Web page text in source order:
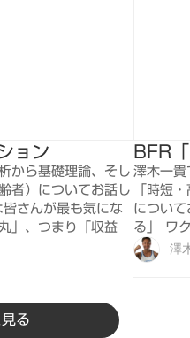
ョン
から基礎理論、そし
者）についてお話し
さんが最も気にな
」、つまり「収益
BFR
澤木一
「時短
につい
る」 ワ
澤
る